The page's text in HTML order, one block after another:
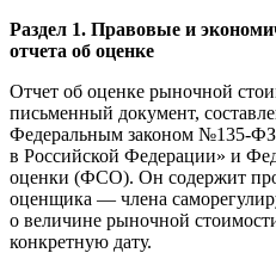
Раздел 1. Правовые и
отчета об оценке
Отчет об оценке рыночной
письменный документ,
Федеральным законом №135-ФЗ
в Российской Федерации» и
оценки (ФСО). Он содержит
оценщика — члена
о величине рыночной
конкретную дату.